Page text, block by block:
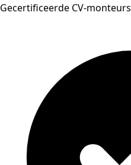
Gecertificeerde CV-monteurs